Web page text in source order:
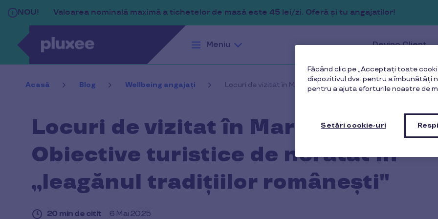
Sari la conținutul principal
Meniu Devino Client
Acasă Blog Wellbeing angajați Locuri de vizitat în Maramureș - Obiective turistice de neratat
Locuri de vizitat în Maramureș -
Obiective turistice de neratat în
„leagănul tradițiilor românești"
20 min de citit 6 Mai 2025
NOU! Valoarea nominală maximă a tichetelor de masă este 45 lei/zi. Oferă și tu angajaților!
Făcând clic pe „Acceptați toate
dispozitivul dvs. pentru a îmbunătăți
pentru a ajuta eforturile noastre de
Setări cookie-uri